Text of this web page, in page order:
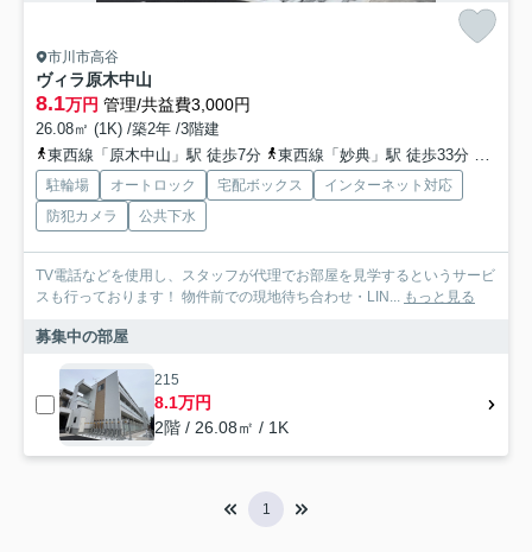
市川市高谷
ヴィラ原木中山
8.1万円 管理/共益費3,000円
26.08㎡ (1K) /築2年 /3階建
東西線「原木中山」駅 徒歩7分
東西線「妙典」駅 徒歩33分 総武
駐輪場 オートロック 宅配ボックス
インターネット対応
防犯カメラ
公共下水
TV電話などを使用し、スタッフが代理でお部屋を見学するというサービ
スも行っております！ 物件前での現地待ち合わせ・LIN... もっと見る
募集中の部屋
215
8.1万円
2階 / 26.08㎡ / 1K
1